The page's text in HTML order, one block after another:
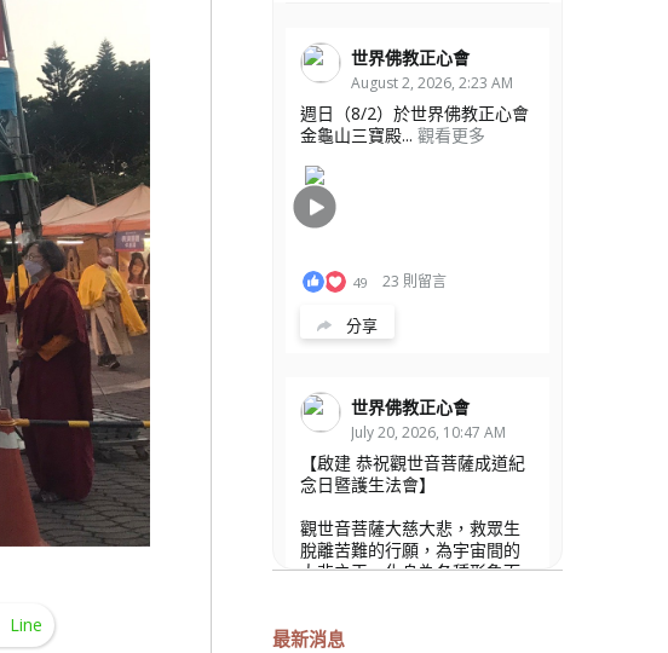
Line
世界佛教正心會
August 2, 2026, 2:23 AM
週日（8/2）於世界佛教正心會
金龜山三寶殿... 觀看更多
49 23 則留言
分享
世界佛教正心會
July 20, 2026, 10:47 AM
【啟建 恭祝觀世音菩薩成道紀
念日暨護生法會】
觀世音菩薩大慈大悲，救眾生
脫離苦難的行願，為宇宙間的
大悲之王，化身為各種形象而
身，農曆6月19日為觀世音菩薩
最新消息